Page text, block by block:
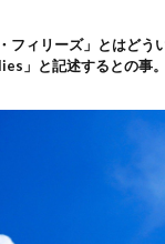
フィリーズ」とはどう
」と記述するとの事。